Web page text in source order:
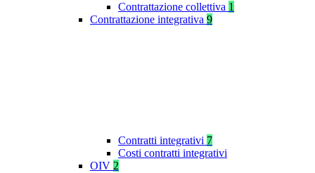
Contrattazione collettiva 1
Contrattazione integrativa 9
Contratti integrativi 7
Costi contratti integrativi
OIV 2